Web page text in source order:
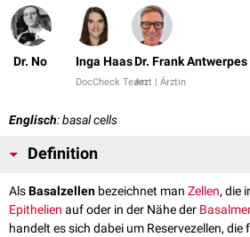
Dr. No Inga Haas
DocCheck Team
Dr. Frank Antwerpes
Arzt | Ärztin
Englisch: basal cells
Definition
AlsBasalzellen bezeichnet man Zellen, die
Epithelien auf oder in der Nähe der
handelt es sich dabei um Reservezellen, die